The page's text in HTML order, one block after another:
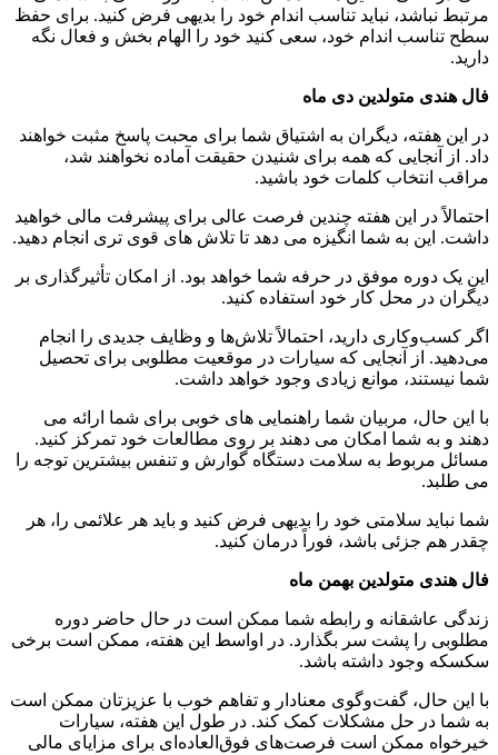
مرتبط نباشد، نباید تناسب اندام خود را بدیهی فرض کنید. برای حفظ
سطح تناسب اندام خود، سعی کنید خود را الهام بخش و فعال نگه
دارید.
فال هندی متولدین دی ماه
در این هفته، دیگران به اشتیاق شما برای محبت پاسخ مثبت خواهند
داد. از آنجایی که همه برای شنیدن حقیقت آماده نخواهند شد،
مراقب انتخاب کلمات خود باشید.
احتمالاً در این هفته چندین فرصت عالی برای پیشرفت مالی خواهید
داشت. این به شما انگیزه می دهد تا تلاش های قوی تری انجام دهید.
این یک دوره موفق در حرفه شما خواهد بود. از امکان تأثیرگذاری بر
دیگران در محل کار خود استفاده کنید.
اگر کسب‌وکاری دارید، احتمالاً تلاش‌ها و وظایف جدیدی را انجام
می‌دهید. از آنجایی که سیارات در موقعیت مطلوبی برای تحصیل
شما نیستند، موانع زیادی وجود خواهد داشت.
با این حال، مربیان شما راهنمایی های خوبی برای شما ارائه می
دهند و به شما امکان می دهند بر روی مطالعات خود تمرکز کنید.
مسائل مربوط به سلامت دستگاه گوارش و تنفس بیشترین توجه را
می طلبد.
شما نباید سلامتی خود را بدیهی فرض کنید و باید هر علائمی را، هر
چقدر هم جزئی باشد، فوراً درمان کنید.
فال هندی متولدین بهمن ماه
زندگی عاشقانه و رابطه شما ممکن است در حال حاضر دوره
مطلوبی را پشت سر بگذارد. در اواسط این هفته، ممکن است برخی
سکسکه وجود داشته باشد.
با این حال، گفت‌وگوی معنادار و تفاهم خوب با عزیزتان ممکن است
به شما در حل مشکلات کمک کند. در طول این هفته، سیارات
خیرخواه ممکن است فرصت‌های فوق‌العاده‌ای برای مزایای مالی